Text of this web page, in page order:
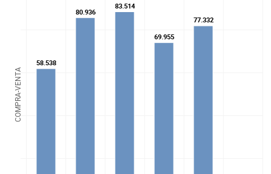
COMPRA-VENTA
58.538
58.538
80.936
80.936
83.514
83.514
69.955
69.955
77.332
77.332